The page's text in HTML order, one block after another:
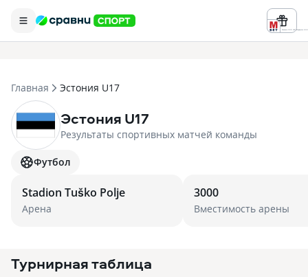
Реклама ООО «БК «Марафон» ИНН
Главная Эстония U17
Эстония U17
Результаты спортивных матчей команды
Футбол
Stadion Tuško Polje
Арена
3000
Вместимость арены
Турнирная таблица